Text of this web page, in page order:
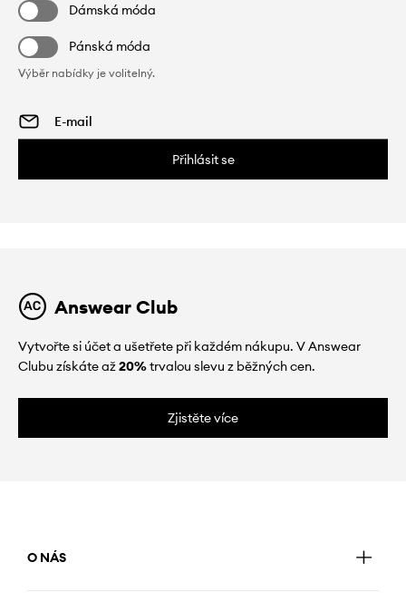
Dámská móda
Pánská móda
Výběr nabídky je volitelný.
Přihlásit se
Answear Club
Vytvořte si účet a ušetřete při každém nákupu. V Answear
Clubu získáte až20%trvalou slevu z běžných cen.
Zjistěte více
O NÁS